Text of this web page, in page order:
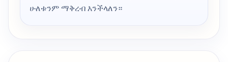
ሁለቱንም ማቅረብ እንችላለን።